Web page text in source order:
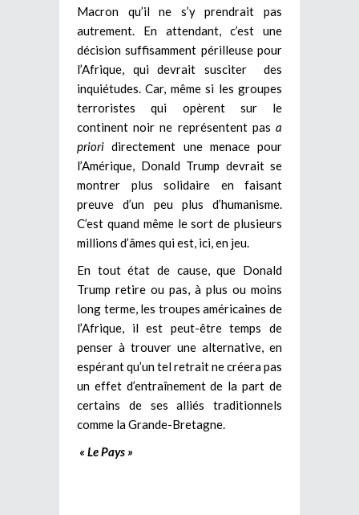
Macron qu’il ne s’y prendrait pas
autrement. En attendant, c’est une
décision suffisamment périlleuse pour
l’Afrique, qui devrait susciter des
inquiétudes. Car, même si les groupes
terroristes qui opèrent sur le
continent noir ne représentent pas a
priori directement une menace pour
l’Amérique, Donald Trump devrait se
montrer plus solidaire en faisant
preuve d’un peu plus d’humanisme.
C’est quand même le sort de plusieurs
millions d’âmes qui est, ici, en jeu.
En tout état de cause, que Donald
Trump retire ou pas, à plus ou moins
long terme, les troupes américaines de
l’Afrique, il est peut-être temps de
penser à trouver une alternative, en
espérant qu’un tel retrait ne créera pas
un effet d’entraînement de la part de
certains de ses alliés traditionnels
comme la Grande-Bretagne.
« Le Pays »